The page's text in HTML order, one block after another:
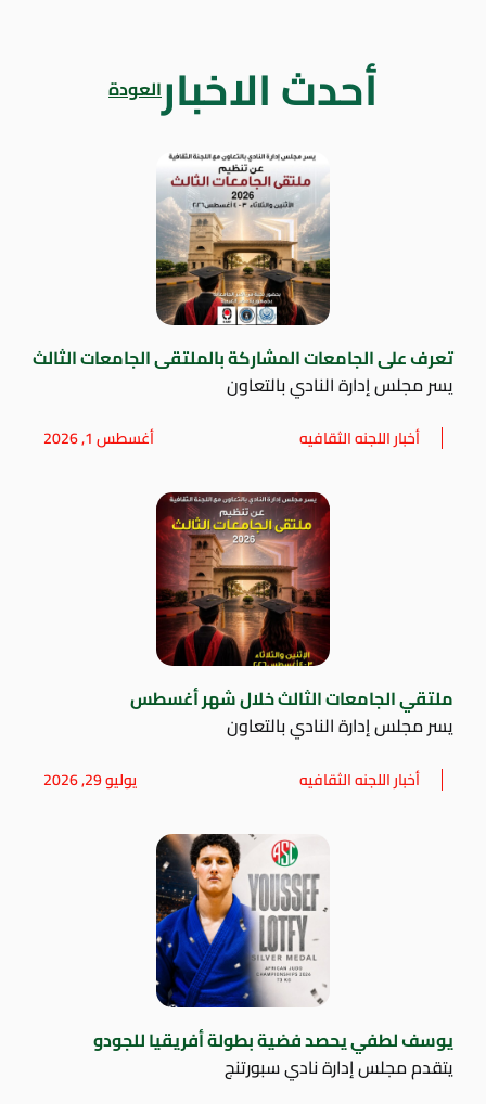
أحدث الاخبارالعودة
تعرف على الجامعات المشاركة بالملتقى الجامعات الثالث
يسر مجلس إدارة النادي بالتعاون
أخبار اللجنه الثقافيه أغسطس 1, 2026
ملتقي الجامعات الثالث خلال شهر أغسطس
يسر مجلس إدارة النادي بالتعاون
أخبار اللجنه الثقافيه يوليو 29, 2026
يوسف لطفي يحصد فضية بطولة أفريقيا للجودو
يتقدم مجلس إدارة نادي سبورتنج